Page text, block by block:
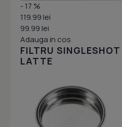
- 17 %
119.99 lei
99.99 lei
Adauga in cos
FILTRU
LATTE